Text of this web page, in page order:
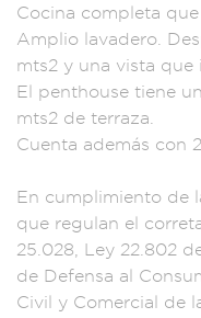
Cocina completa
Amplio lavadero.
mts2 y una vista que
El penthouse tiene
mts2 de terraza
Cuenta además con
En cumplimiento de
que regulan el
25.028, Ley 22 .802
de Defensa al Cons
Civil
y Comercia l de